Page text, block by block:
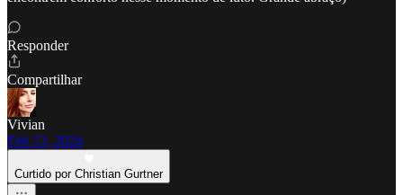
Responder
Compartilhar
Vivian
Feb 13, 2024
Curtido por Christian Gurtner